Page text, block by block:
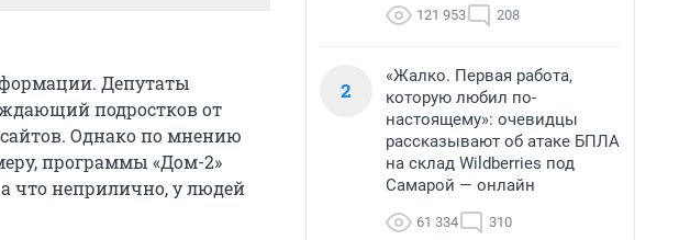
Депутаты
подростков от
Однако по мнению
программы «Дом-2»
что неприлично, у людей
121 953 208
2
«Жалко. Первая работа,
которую любил по-
настоящему»: очевидцы
рассказывают об атаке БПЛА
на склад Wildberries под
Самарой — онлайн
61 334 310